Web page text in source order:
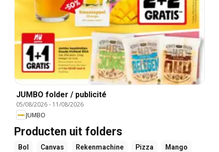
JUMBO folder / publicité
05/08/2026- 11/08/2026
JUMBO
Producten uit folders
Bol Canvas Rekenmachine Pizza Mango